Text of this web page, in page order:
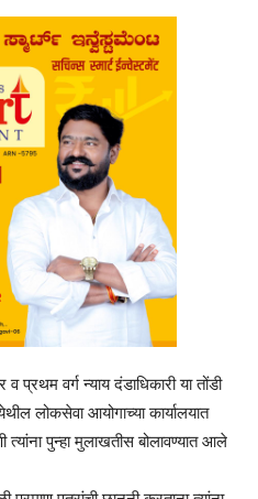
प्रथम वर्ग न्याय दंडाधिकारी या तोंडी
लोकसेवा आयोगाच्या कार्यालयात
पुन्हा मुलाखतीस बोलावण्यात आले